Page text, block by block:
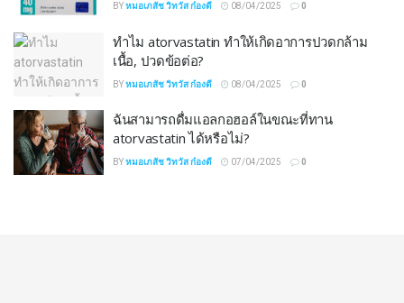
BYหมอเภสัช วิทวัส ก๋องดี 08/04/2025 0
ทำไม atorvastatin ทำให้เกิดอาการปวดกล้าม
เนื้อ, ปวดข้อต่อ?
BYหมอเภสัช วิทวัส ก๋องดี 08/04/2025 0
ฉันสามารถดื่มแอลกอฮอล์ในขณะที่ทาน
atorvastatin ได้หรือไม่?
BYหมอเภสัช วิทวัส ก๋องดี 07/04/2025 0